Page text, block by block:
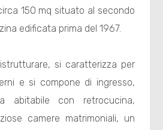
150 mq situato al secondo
edificata prima del 1967.
si caratterizza per
e si compone di ingresso,
abitabile con retrocucina,
camere matrimoniali, un